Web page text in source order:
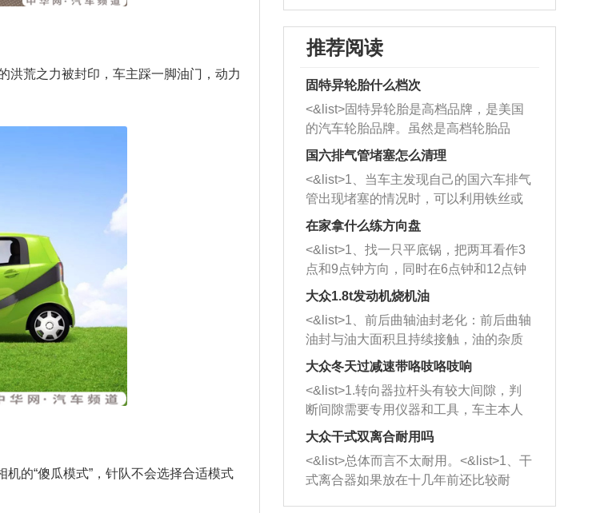
洪荒之力被封印，车主踩一脚油门，动力
的“傻瓜模式”，针队不会选择合适模式
推荐阅读
固特异轮胎什么档次
<&list>固特异轮胎是高档品牌，是美国
的汽车轮胎品牌。虽然是高档轮胎品
牌，但是中高低端的轮胎都有生产，这
也是为了更好的开拓市场。
国六排气管堵塞怎么清理
<&list>1、当车主发现自己的国六车排气
管出现堵塞的情况时，可以利用铁丝或
者是细棍，直接将杂物给取出来，如果
堵塞情况比较严重，也可以采取应急措
施。 <&list>2、直接利用木棍将所有的
杂物推到排气管里面的位置处，然后将
三元催化器拆解开，就可以将堵塞的东
西取出来。但如果是因为积碳过多引起
的堵塞，就需要将三元催化器泡在草酸
洗剂对堵塞的情况得到解决，将清洗剂
放在燃油箱中，与燃油混合后，车辆启
动时，就可以和汽油一起进入到燃烧
室，最后形成废气排出，就可以让三元
催化器得到清洗，排气管堵塞的情况就
能够得到解决。
在家拿什么练方向盘
<&list>1、找一只平底锅，把两耳看作3
点和9点钟方向，同时在6点钟和12点钟
方向做一个标记。 <&list>2、双手握住
一圈半的练习，往右同样也要打相同的
圈数。 <&list>3、最后强调要反复练
习，这样就可以形成肌肉记忆，在真实
驾驶车辆时，不需要记忆也能打好方
向。
大众1.8t发动机烧机油
<&list>1、前后曲轴油封老化：前后曲轴
油封与油大面积且持续接触，油的杂质
和发动机内持续温度变化使其密封效果
逐渐减弱，导致渗油或漏油。<&list>2、
活塞间隙过大：积碳会使活塞环与缸体
的间隙扩大，导致机油流入燃烧室中，
造成烧机油。<&list>3、机油粘度。使用
机油粘度过小的话，同样会有烧机油现
象，机油粘度过小具有很好的流动性，
大众冬天过减速带咯吱咯吱响
<&list>1.转向器拉杆头有较大间隙，判
断间隙需要专用仪器和工具，车主本人
无法制作，需要将车辆送到修理厂或4s
店；<&list>2.车辆半轴套管防尘罩破
裂，破裂后会出现漏油现象，使半轴磨
损严重，磨损的半轴容易损坏，产生异
响；<&list>3.稳定器的转向胶套和球头
大众干式双离合耐用吗
<&list>总体而言不太耐用。<&list>1、干
式离合器如果放在十几年前还比较耐